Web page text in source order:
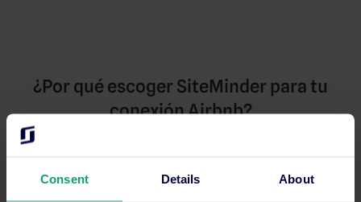
Consent Details About
¿Por qué escoger SiteMinder para tu
conexión Airbnb?
Una
Ahorra